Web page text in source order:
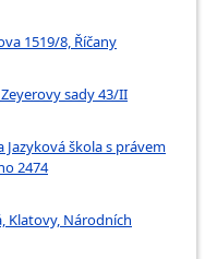
1519/8, Říčany
sady 43/II
škola s právem
2474
Klatovy, Národních